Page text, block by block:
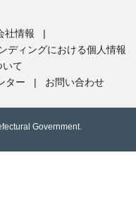
社情報
|
ディングにおける個人情報
いて
ター | お問い合わせ
Government.